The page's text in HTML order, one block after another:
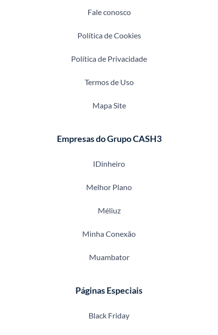
Fale conosco
Política de Cookies
Política de Privacidade
Termos de Uso
Mapa Site
Empresas do Grupo CASH3
IDinheiro
Melhor Plano
Méliuz
Minha Conexão
Muambator
Páginas Especiais
Black Friday